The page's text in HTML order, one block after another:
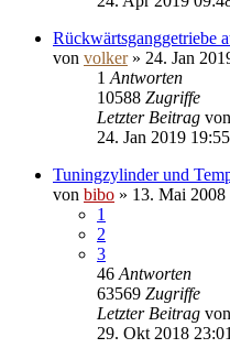
Rückwärtsganggetriebe
von volker» 24. Jan
1 Antworten
10588 Zugriffe
Letzter Beitrag von
24. Jan 2019 19:55
Tuningzylinder und
von bibo » 13. Mai 2008
1
2
3
46 Antworten
63569 Zugriffe
Letzter Beitrag von
29. Okt 2018 23:01